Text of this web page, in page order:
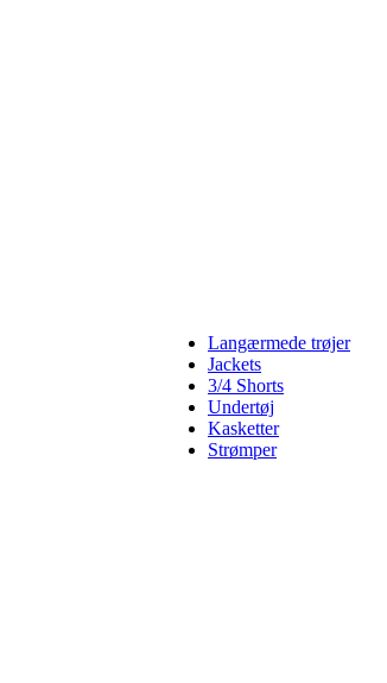
Langærmede trøjer
Jackets
3/4 Shorts
Undertøj
Kasketter
Strømper